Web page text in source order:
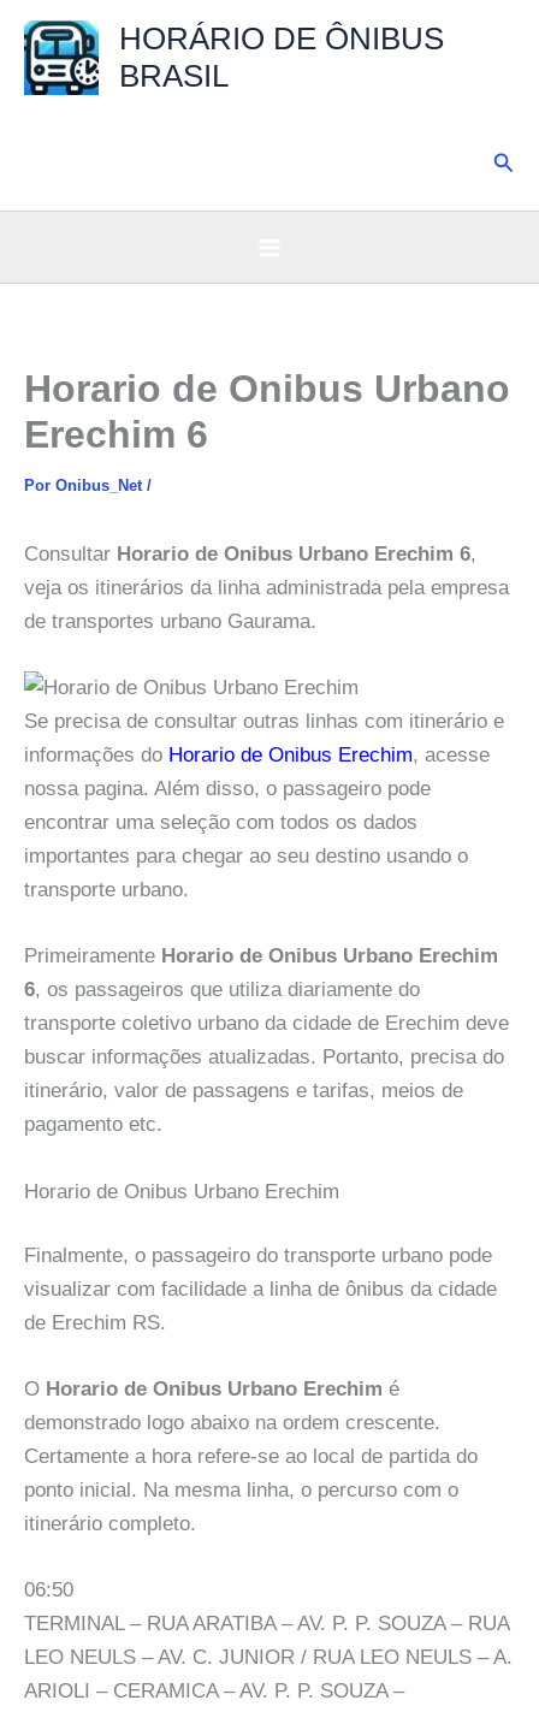
para
HORÁRIO DE ÔNIBUS
BRASIL
Horario de Onibus Urbano
Erechim 6
Por Onibus_Net /
Consultar Horario de Onibus Urbano Erechim 6,
veja os itinerários da linha administrada pela empresa
de transportes urbano Gaurama.
Se precisa de consultar outras linhas com itinerário e
informações do Horario de Onibus Erechim, acesse
nossa pagina. Além disso, o passageiro pode
encontrar uma seleção com todos os dados
importantes para chegar ao seu destino usando o
transporte urbano.
Primeiramente Horario de Onibus Urbano Erechim
6, os passageiros que utiliza diariamente do
transporte coletivo urbano da cidade de Erechim deve
buscar informações atualizadas. Portanto, precisa do
itinerário, valor de passagens e tarifas, meios de
pagamento etc.
Horario de Onibus Urbano Erechim
Finalmente, o passageiro do transporte urbano pode
visualizar com facilidade a linha de ônibus da cidade
de Erechim RS.
O Horario de Onibus Urbano Erechim é
demonstrado logo abaixo na ordem crescente.
Certamente a hora refere-se ao local de partida do
ponto inicial. Na mesma linha, o percurso com o
itinerário completo.
06:50
TERMINAL – RUA ARATIBA – AV. P. P. SOUZA – RUA
LEO NEULS – AV. C. JUNIOR / RUA LEO NEULS – A.
ARIOLI – CERAMICA – AV. P. P. SOUZA –